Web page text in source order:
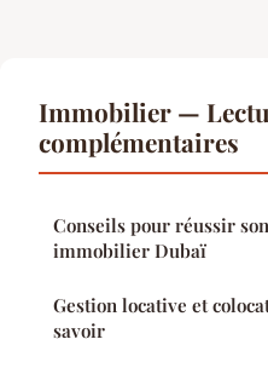
Immobilier —
complémentaires
Conseils pour réussir
immobilier Dubaï
Gestion locative et
savoir